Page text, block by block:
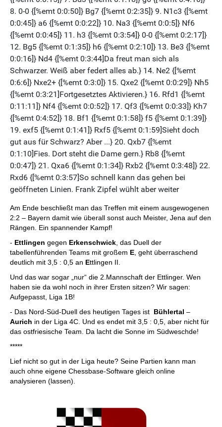
Am Ende beschließt man das Treffen mit einem ausgewogenen
2:2 – Bayern damit wie überall sonst auch Meister, Jena auf den
Rängen. Ein spannender Kampf!
- Ettlingen gegen Erkenschwick, das Duell der
tabellenführenden Teams mit großem E, geht überraschend
deutlich mit 3,5 : 0,5 an Ettlingen II.
Und das war sogar „nur“ die 2.Mannschaft der Ettlinger. Wen
haben sie da wohl noch in ihrer Ersten sitzen? Wir sagen:
Aufgepasst, Liga 1B!
- Das Nord-Süd-Duell des heutigen Tages ist Bühlertal –
Aurich in der Liga 4C. Und es endet mit 3,5 : 0,5, aber nicht für
das ostfriesische Team. Da lacht die Sonne im Südweschde!
*****
Lief nicht so gut in der Liga heute? Seine Partien kann man
auch ohne eigene Chessbase-Software gleich online
analysieren (lassen).